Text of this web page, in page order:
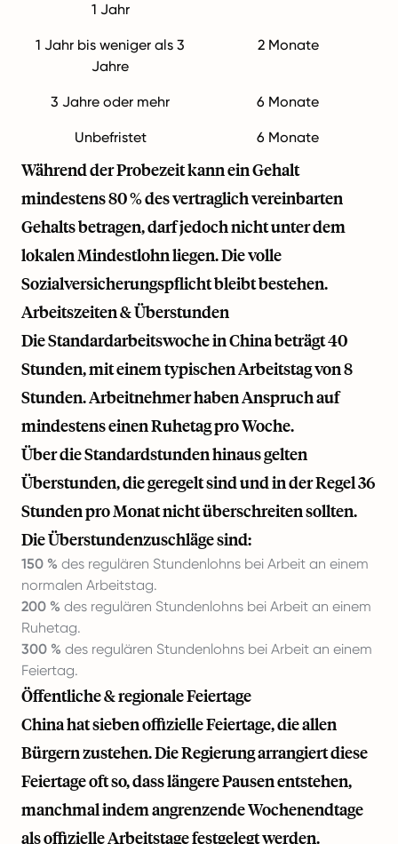
1 Jahr
1 Jahr bis weniger als 3
Jahre
2 Monate
3 Jahre oder mehr 6 Monate
Unbefristet 6 Monate
Während der Probezeit kann ein Gehalt
mindestens 80 % des vertraglich vereinbarten
Gehalts betragen, darf jedoch nicht unter dem
lokalen Mindestlohn liegen. Die volle
Sozialversicherungspflicht bleibt bestehen.
Arbeitszeiten & Überstunden
Die Standardarbeitswoche in China beträgt 40
Stunden, mit einem typischen Arbeitstag von 8
Stunden. Arbeitnehmer haben Anspruch auf
mindestens einen Ruhetag pro Woche.
Über die Standardstunden hinaus gelten
Überstunden, die geregelt sind und in der Regel 36
Stunden pro Monat nicht überschreiten sollten.
Die Überstundenzuschläge sind:
150 % des regulären Stundenlohns bei Arbeit an einem
normalen Arbeitstag.
200 % des regulären Stundenlohns bei Arbeit an einem
Ruhetag.
300 % des regulären Stundenlohns bei Arbeit an einem
Feiertag.
Öffentliche & regionale Feiertage
China hat sieben offizielle Feiertage, die allen
Bürgern zustehen. Die Regierung arrangiert diese
Feiertage oft so, dass längere Pausen entstehen,
manchmal indem angrenzende Wochenendtage
als offizielle Arbeitstage festgelegt werden.